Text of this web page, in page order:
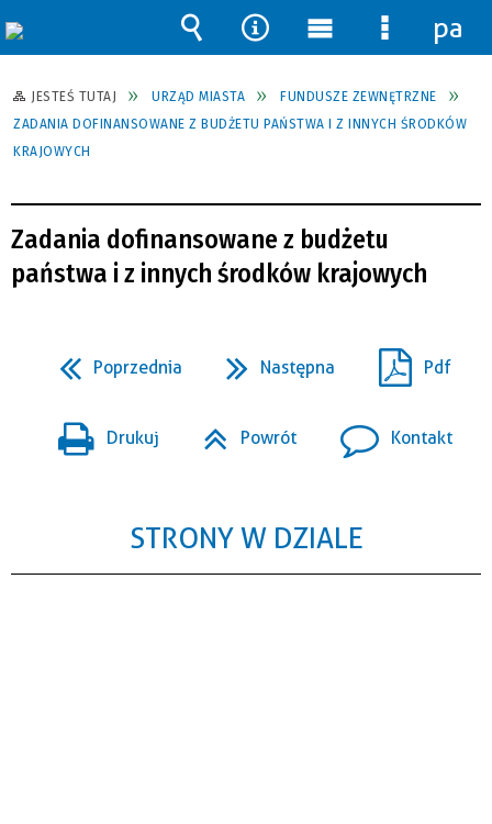
JESTEŚ TUTAJ URZĄD MIASTA
FUNDUSZE ZEWNĘTRZNE
ZADANIA DOFINANSOWANE Z BUDŻETU PAŃSTWA I Z INNYCH ŚRODKÓW
KRAJOWYCH
Zadania dofinansowane z budżetu
państwa i z innych środków krajowych
Poprzednia Następna Pdf
Drukuj Powrót Kontakt
STRONY W DZIALE
Wyszukiwarka
Narzędzia
Menu
główne
Menu